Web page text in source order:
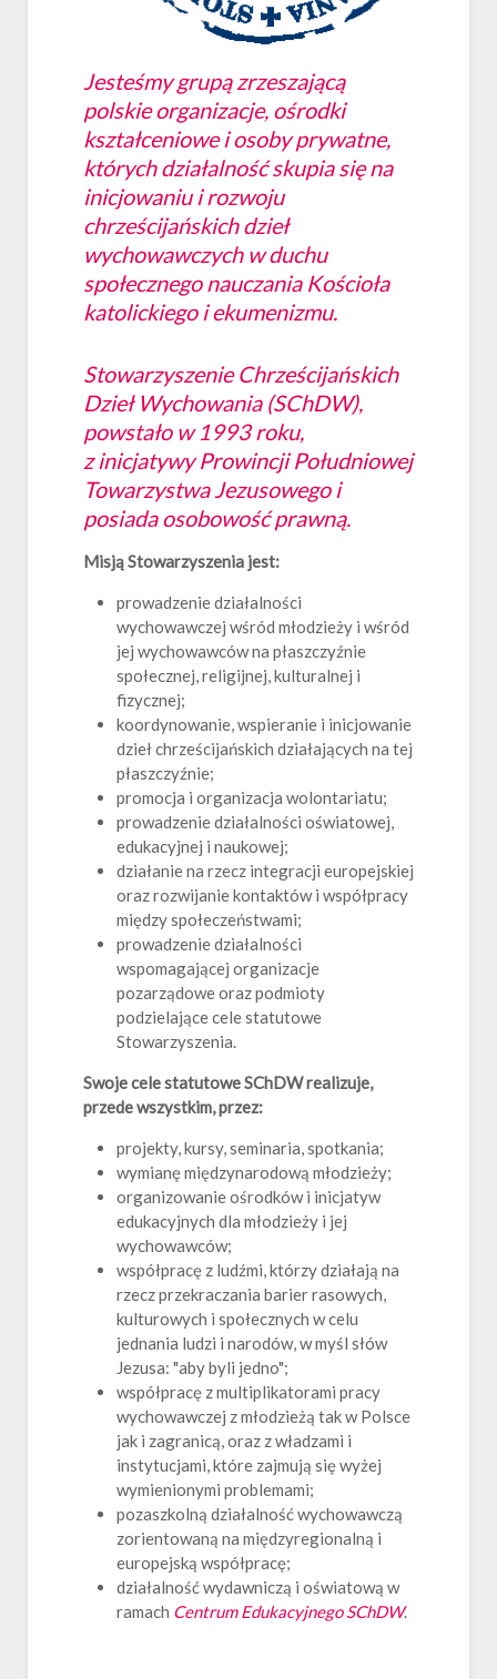
Jesteśmy grupą zrzeszającą
polskie organizacje, ośrodki
kształceniowe i osoby prywatne,
których działalność skupia się na
inicjowaniu i rozwoju
chrześcijańskich dzieł
wychowawczych w duchu
społecznego nauczania Kościoła
katolickiego i ekumenizmu.
Stowarzyszenie Chrześcijańskich
Dzieł Wychowania (SChDW),
powstało w 1993 roku,
z inicjatywy Prowincji Południowej
Towarzystwa Jezusowego i
posiada osobowość prawną.
Misją Stowarzyszenia jest:
prowadzenie działalności
wychowawczej wśród młodzieży i wśród
jej wychowawców na płaszczyźnie
społecznej, religijnej, kulturalnej i
fizycznej;
koordynowanie, wspieranie i inicjowanie
dzieł chrześcijańskich działających na tej
płaszczyźnie;
promocja i organizacja wolontariatu;
prowadzenie działalności oświatowej,
edukacyjnej i naukowej;
działanie na rzecz integracji europejskiej
oraz rozwijanie kontaktów i współpracy
między społeczeństwami;
prowadzenie działalności
wspomagającej organizacje
pozarządowe oraz podmioty
podzielające cele statutowe
Stowarzyszenia.
Swoje cele statutowe SChDW realizuje,
przede wszystkim, przez:
projekty, kursy, seminaria, spotkania;
wymianę międzynarodową młodzieży;
organizowanie ośrodków i inicjatyw
edukacyjnych dla młodzieży i jej
wychowawców;
współpracę z ludźmi, którzy działają na
rzecz przekraczania barier rasowych,
kulturowych i społecznych w celu
jednania ludzi i narodów, w myśl słów
Jezusa: "aby byli jedno";
współpracę z multiplikatorami pracy
wychowawczej z młodzieżą tak w Polsce
jak i zagranicą, oraz z władzami i
instytucjami, które zajmują się wyżej
wymienionymi problemami;
pozaszkolną działalność wychowawczą
zorientowaną na międzyregionalną i
europejską współpracę;
działalność wydawniczą i oświatową w
ramach Centrum Edukacyjnego SChDW.